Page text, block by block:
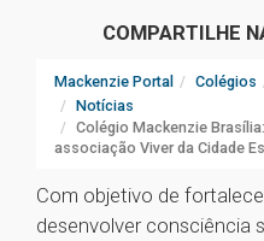
COMPARTILHE
Mackenzie Portal Colégios
Notícias
Colégio Mackenzie
associação Viver da Cidade
Com objetivo de
desenvolver consciência